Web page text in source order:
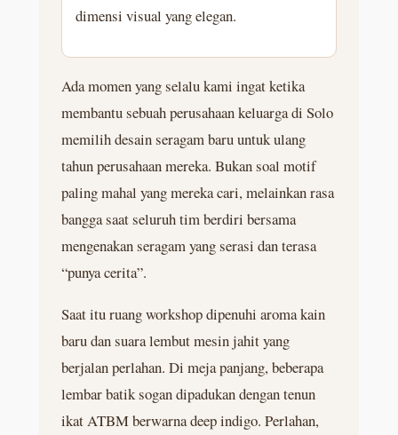
dimensi visual yang elegan.
Ada momen yang selalu kami ingat ketika
membantu sebuah perusahaan keluarga di Solo
memilih desain seragam baru untuk ulang
tahun perusahaan mereka. Bukan soal motif
paling mahal yang mereka cari, melainkan rasa
bangga saat seluruh tim berdiri bersama
mengenakan seragam yang serasi dan terasa
“punya cerita”.
Saat itu ruang workshop dipenuhi aroma kain
baru dan suara lembut mesin jahit yang
berjalan perlahan. Di meja panjang, beberapa
lembar batik sogan dipadukan dengan tenun
ikat ATBM berwarna deep indigo. Perlahan,